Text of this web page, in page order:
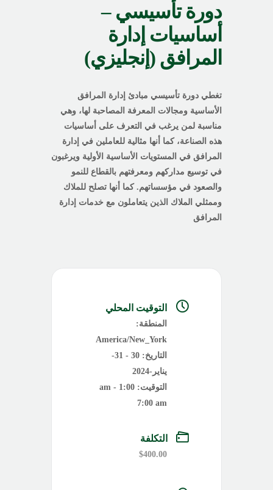
دورة تأسيسي –
أساسيات إدارة
المرافق (إنجليزي)
تغطي دورة تأسيسي مبادئ إدارة المرافق
الأساسية ومجالات المعرفة المصاحبة لها، وهي
مناسبة لمن يرغب في التعرف على أساسيات
هذه الصناعة، كما أنها مثالية للعاملين في إدارة
المرافق في المستويات الأساسية الأولية ويرغبون
في توسيع مداركهم ومعرفتهم بالقطاع للنمو
والصعود في مؤسساتهم. كما أنها تصلح للملاك
وممثلي الملاك الذين يتعاملون مع خدمات إدارة
المرافق
التوقيت المحلي
المنطقة:
America/New_York
التاريخ:
30 - 31-
يناير-2024
التوقيت:
1:00 am -
7:00 am
التكلفة
$400.00